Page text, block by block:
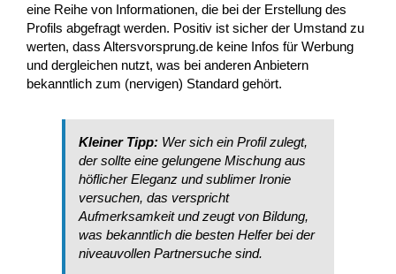
eine Reihe von Informationen, die bei der Erstellung des
Profils abgefragt werden. Positiv ist sicher der Umstand zu
werten, dass Altersvorsprung.de keine Infos für Werbung
und dergleichen nutzt, was bei anderen Anbietern
bekanntlich zum (nervigen) Standard gehört.
Kleiner Tipp: Wer sich ein Profil zulegt,
der sollte eine gelungene Mischung aus
höflicher Eleganz und sublimer Ironie
versuchen, das verspricht
Aufmerksamkeit und zeugt von Bildung,
was bekanntlich die besten Helfer bei der
niveauvollen Partnersuche sind.